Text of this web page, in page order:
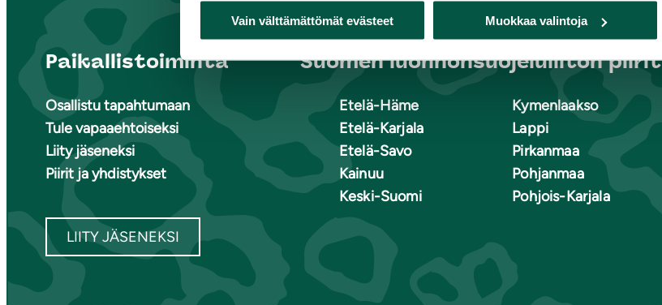
Vain välttämättömät evästeet Muokkaa valintoja
Paikallistoiminta
Osallistu tapahtumaan
Tule vapaaehtoiseksi
Liity jäseneksi
Piirit ja yhdistykset
LIITY JÄSENEKSI
Suomen luonnonsuojeluliiton piirit
Etelä-Häme
Etelä-Karjala
Etelä-Savo
Kainuu
Keski-Suomi
Kymenlaakso
Lappi
Pirkanmaa
Pohjanmaa
Pohjois-Karjala